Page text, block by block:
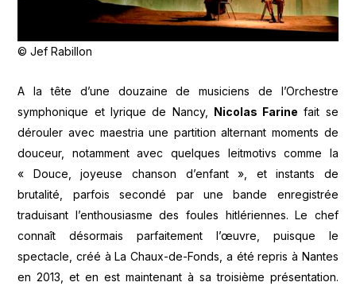
© Jef Rabillon
A la tête d’une douzaine de musiciens de l’Orchestre
symphonique et lyrique de Nancy, Nicolas Farine fait se
dérouler avec maestria une partition alternant moments de
douceur, notamment avec quelques leitmotivs comme la
« Douce, joyeuse chanson d’enfant », et instants de
brutalité, parfois secondé par une bande enregistrée
traduisant l’enthousiasme des foules hitlériennes. Le chef
connaît désormais parfaitement l’œuvre, puisque le
spectacle, créé à La Chaux-de-Fonds, a été repris à Nantes
en 2013, et en est maintenant à sa troisième présentation.